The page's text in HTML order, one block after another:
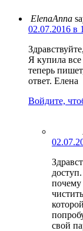
ElenaAnna
02.07.2016 в
Я купила
теперь
ответ. Елена
Войдите,
почему
свой